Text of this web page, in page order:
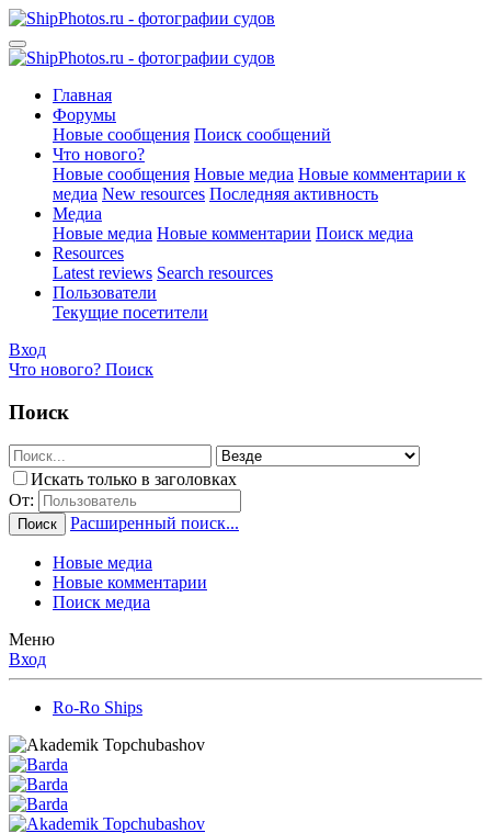
Главная
Форумы
Новые сообщения Поиск сообщений
Что нового?
Новые сообщения Новые медиа Новые комментарии к
медиа New resources Последняя активность
Медиа
Новые медиа Новые комментарии Поиск медиа
Resources
Latest reviews Search resources
Пользователи
Текущие посетители
Вход
Что нового? Поиск
Поиск
Искать только в заголовках
От:
Поиск Расширенный поиск...
Новые медиа
Новые комментарии
Поиск медиа
Меню
Вход
Ro-Ro Ships